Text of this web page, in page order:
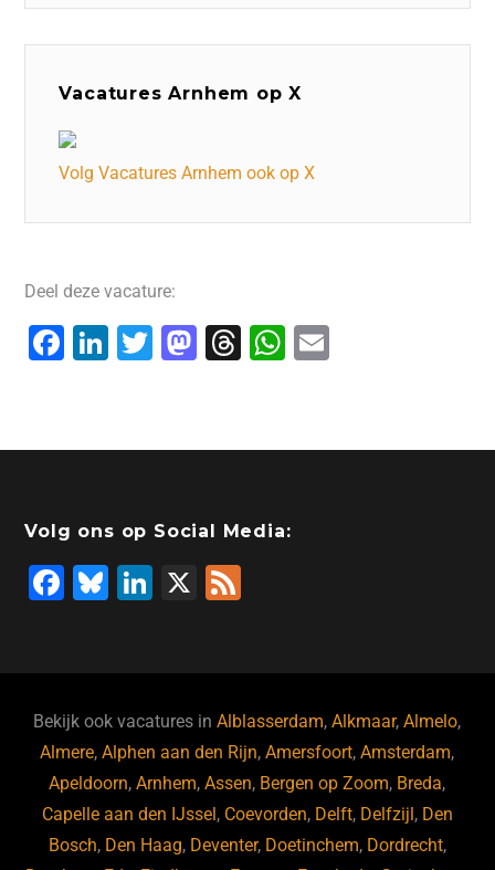
Vacatures Arnhem op X
Volg Vacatures Arnhem ook op X
Deel deze vacature:
F
e
o
o
k
Li
e
n
T
er
M
o
o
n
T
a
s
W
s
p
l
Volg ons op Social Media:
F
b
o
o
k
Bl
ky
Li
dI
n
X
Bekijk ook vacatures inAlblasserdam,Alkmaar,Almelo,
Almere,Alphen aan den Rijn,Amersfoort,Amsterdam,
Apeldoorn,Arnhem,Assen, Bergen op Zoom, Breda,
Capelle aan den IJssel, Coevorden, Delft, Delfzijl, Den
Bosch, Den Haag, Deventer, Doetinchem, Dordrecht,